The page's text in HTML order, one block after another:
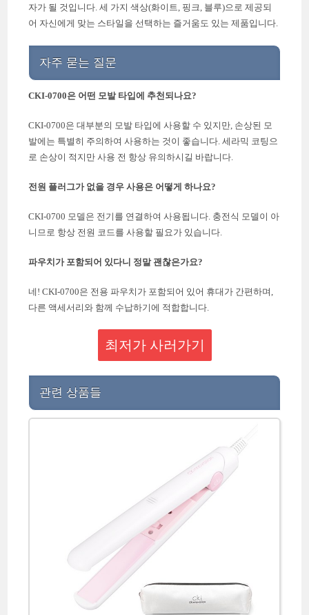
자가 될 것입니다. 세 가지 색상(화이트, 핑크, 블루)으로 제공되
어 자신에게 맞는 스타일을 선택하는 즐거움도 있는 제품입니다.
자주 묻는 질문
CKI-0700은 어떤 모발 타입에 추천되나요?
CKI-0700은 대부분의 모발 타입에 사용할 수 있지만, 손상된 모
발에는 특별히 주의하여 사용하는 것이 좋습니다. 세라믹 코팅으
로 손상이 적지만 사용 전 항상 유의하시길 바랍니다.
전원 플러그가 없을 경우 사용은 어떻게 하나요?
CKI-0700 모델은 전기를 연결하여 사용됩니다. 충전식 모델이 아
니므로 항상 전원 코드를 사용할 필요가 있습니다.
파우치가 포함되어 있다니 정말 괜찮은가요?
네! CKI-0700은 전용 파우치가 포함되어 있어 휴대가 간편하며,
다른 액세서리와 함께 수납하기에 적합합니다.
최저가 사러가기
관련 상품들